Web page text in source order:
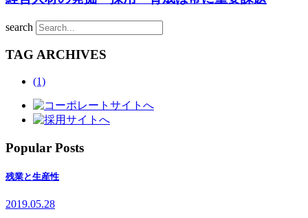
search
TAG ARCHIVES
(1)
Popular Posts
残業と生産性
2019.05.28